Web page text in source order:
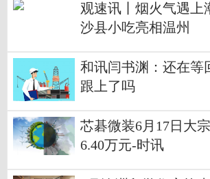
观速讯丨烟火气遇上
沙县小吃亮相温州
和讯闫书渊：还在等
跟上了吗
芯碁微装6月17日大
6.40万元-时讯